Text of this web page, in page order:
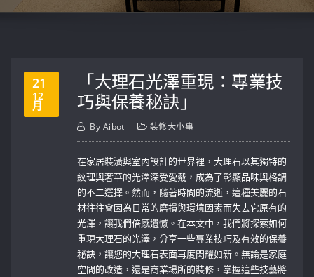
21
12
月
「大理石光澤重現：專業技
巧與保養秘訣」
By Aibot 裝修大小事
在家居裝潢與室內設計的世界裡，大理石以其獨特的
紋理與奢華的光澤深受愛戴，成為了彰顯品味與格調
的不二選擇。然而，隨著時間的流逝，這種美麗的石
材往往會因為日常的磨損與環境因素而失去它原有的
光澤，讓我們倍感遺憾。在本文中，我們將探索如何
重現大理石的光澤，分享一些專業技巧及有效的保養
秘訣，讓您的大理石表面再度閃耀如新。無論是家庭
空間的改造，還是商業場所的裝修，掌握這些技藝將